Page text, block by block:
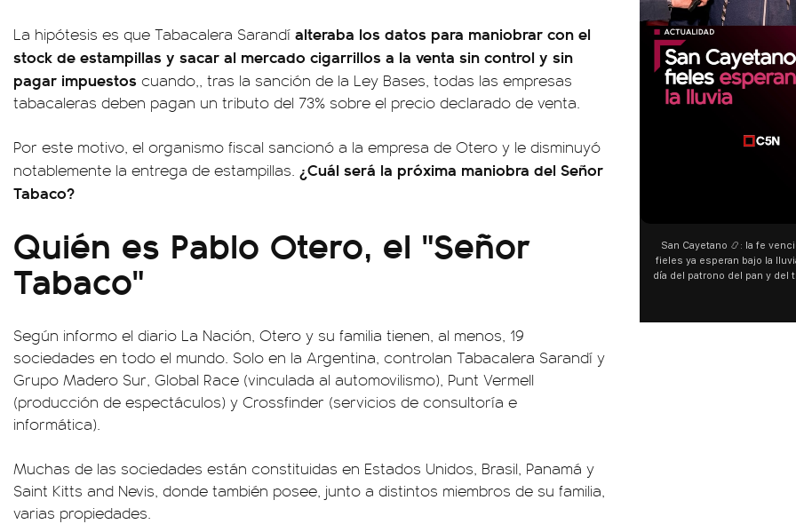
La hipótesis es que Tabacalera Sarandí alteraba los datos para maniobrar con el
stock de estampillas y sacar al mercado cigarrillos a la venta sin control y sin
pagar impuestos cuando,, tras la sanción de la Ley Bases, todas las empresas
tabacaleras deben pagan un tributo del 73% sobre el precio declarado de venta.
Por este motivo, el organismo fiscal sancionó a la empresa de Otero y le disminuyó
notablemente la entrega de estampillas. ¿Cuál será la próxima maniobra del Señor
Tabaco?
Quién es Pablo Otero, el "Señor
Tabaco"
Según informo el diario La Nación, Otero y su familia tienen, al menos, 19
sociedades en todo el mundo. Solo en la Argentina, controlan Tabacalera Sarandí y
Grupo Madero Sur, Global Race (vinculada al automovilismo), Punt Vermell
(producción de espectáculos) y Crossfinder (servicios de consultoría e
informática).
Muchas de las sociedades están constituidas en Estados Unidos, Brasil, Panamá y
Saint Kitts and Nevis, donde también posee, junto a distintos miembros de su familia,
varias propiedades.
San Cayetano 📿: la fe venció al agua y los
fieles ya esperan bajo la lluvia ➡️ A horas del
día del patrono del pan y del trabajo, miles de
"Te